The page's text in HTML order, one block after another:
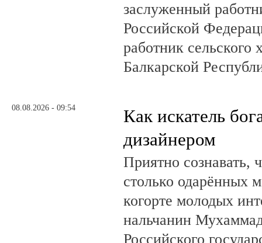
заслуженный
Российской
работник сельского
Балкарской
08.08.2026 - 09:54
Как искатель
дизайнером
Приятно сознавать,
столько одарённых
когорте молодых
нальчанин
Российского